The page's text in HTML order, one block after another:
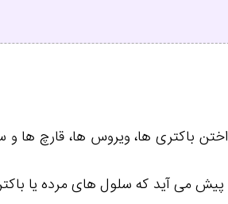
باکتری ها، ویروس ها، قارچ ها و
می آید که سلول های مرده یا